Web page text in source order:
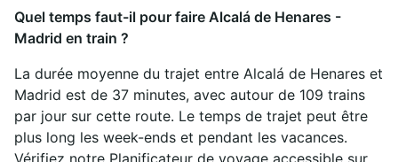
Quel temps faut-il pour faire Alcalá de Henares -
Madrid en train ?
La durée moyenne du trajet entre Alcalá de Henares et
Madrid est de 37 minutes, avec autour de 109 trains
par jour sur cette route. Le temps de trajet peut être
plus long les week-ends et pendant les vacances.